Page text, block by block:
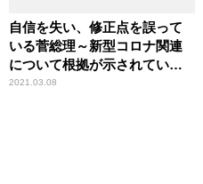
自信を失い、修正点を誤って
いる菅総理～新型コロナ関連
について根拠が示されていな
い
2021.03.08